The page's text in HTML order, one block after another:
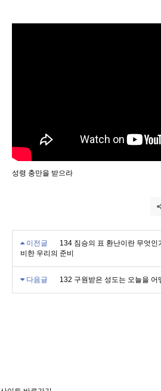
성령 충만을 받으라
이전글
134 짐승의 표 환난이란 무엇인
비한 우리의 준비
다음글 132 구원받은 성도는 오늘을 어